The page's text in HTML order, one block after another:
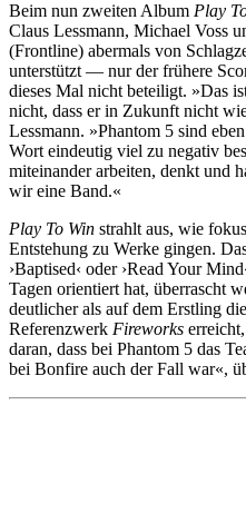
Beim nun zweiten Album Play
Claus Lessmann, Michael Voss
(Frontline) abermals von
unterstützt — nur der frühere
dieses Mal nicht beteiligt. »Das
nicht, dass er in Zukunft nicht
Lessmann. »Phantom 5 sind
Wort eindeutig viel zu negativ
miteinander arbeiten, denkt und
wir eine Band.«
Play To Win strahlt aus, wie
Entstehung zu Werke gingen.
›Baptised‹ oder ›Read Your
Tagen orientiert hat, überrascht
deutlicher als auf dem Erstling
Referenzwerk Fireworks
daran, dass bei Phantom 5 das
bei Bonfire auch der Fall war«,